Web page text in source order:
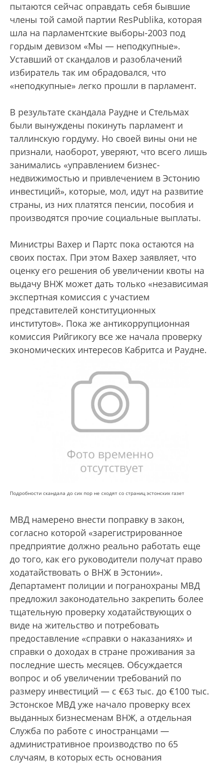
пытаются сейчас оправдать себя бывшие
члены той самой партии ResPublika, которая
шла на парламентские выборы-2003 под
гордым девизом «Мы — неподкупные».
Уставший от скандалов и разоблачений
избиратель так им обрадовался, что
«неподкупные» легко прошли в парламент.
В результате скандала Раудне и Стельмах
были вынуждены покинуть парламент и
таллинскую гордуму. Но своей вины они не
признали, наоборот, уверяют, что всего лишь
занимались «управлением бизнес-
недвижимостью и привлечением в Эстонию
инвестиций», которые, мол, идут на развитие
страны, из них платятся пенсии, пособия и
производятся прочие социальные выплаты.
Министры Вахер и Партс пока остаются на
своих постах. При этом Вахер заявляет, что
оценку его решения об увеличении квоты на
выдачу ВНЖ может дать только «независимая
экспертная комиссия с участием
представителей конституционных
институтов». Пока же антикоррупционная
комиссия Рийгикогу все же начала проверку
экономических интересов Кабритса и Раудне.
Подробности скандала до сих пор не сходят со страниц эстонских газет
МВД намерено внести поправку в закон,
согласно которой «зарегистрированное
предприятие должно реально работать еще
до того, как его руководители получат право
ходатайствовать о ВНЖ в Эстонии».
Департамент полиции и погранохраны МВД
предложил законодательно закрепить более
тщательную проверку ходатайствующих о
виде на жительство и потребовать
предоставление «справки о наказаниях» и
справки о доходах в стране проживания за
последние шесть месяцев. Обсуждается
вопрос и об увеличении требований по
размеру инвестиций — с €63 тыс. до €100 тыс.
Эстонское МВД уже начало проверку всех
выданных бизнесменам ВНЖ, а отдельная
Служба по работе с иностранцами —
административное производство по 65
случаям, в которых есть основания